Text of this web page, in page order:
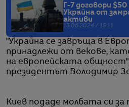
Г-7 договори
Украйна от
активи
13.06.2024 / 15:11
"Украйна се завръща в
принадлежи от векове,
на европейската
президентът Володимир
Киев подаде молбата си за